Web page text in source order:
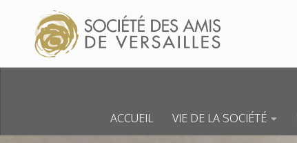
Skip to content
ACCUEIL VIE DE LA SOCIÉTÉ